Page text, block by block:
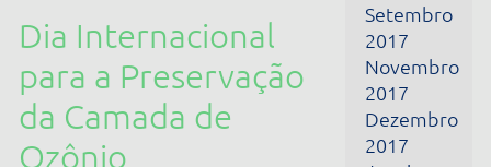
Ozônio
A data tem o principal objetivo
de conscientizar a população e
governos sobre a importância da
2017
Janeiro
2018
Março
2018
Abril